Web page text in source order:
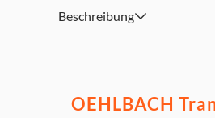
Beschreibung
OEHLBACH